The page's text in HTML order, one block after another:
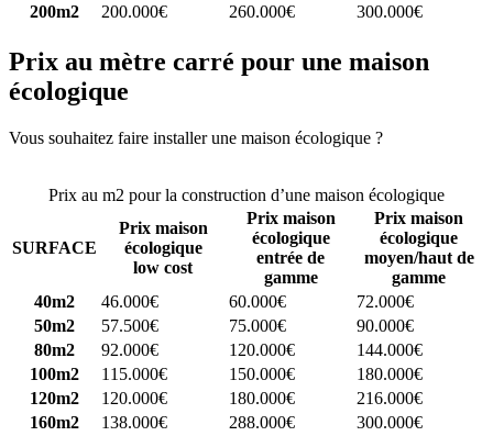
200m2
200.000€ 260.000€ 300.000€
Prix au mètre carré pour une maison
écologique
Vous souhaitez faire installer une maison écologique ?
Prix au m2 pour la construction d’une maison écologique
SURFACE
Prix maison
écologique
low cost
Prix maison
écologique
entrée de
gamme
Prix maison
écologique
moyen/haut de
gamme
40m2
46.000€ 60.000€
72.000€
50m2
57.500€ 75.000€
90.000€
80m2
92.000€ 120.000€
144.000€
100m2
115.000€ 150.000€
180.000€
120m2
120.000€ 180.000€
216.000€
160m2
138.000€ 288.000€
300.000€